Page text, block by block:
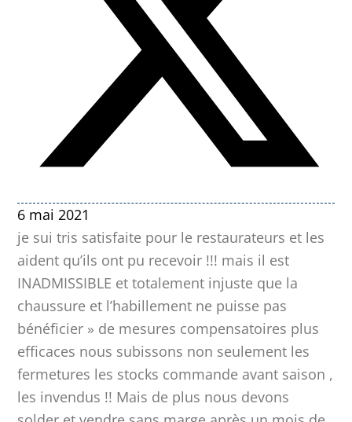
6 mai 2021
je sui tris satisfaite pour le restaurateurs et les
aident qu’ils ont pu recevoir !!! mais il est
INADMISSIBLE et totalement injuste que la
chaussure et l’habillement ne puisse pas
bénéficier » de mesures compensatoires plus
efficaces nous subissons non seulement les
fermetures les stocks commande avant saison ,
les invendus !! Mais de plus nous devons